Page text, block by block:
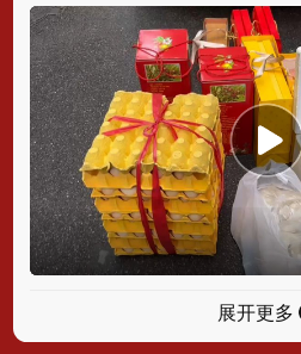
展开更多